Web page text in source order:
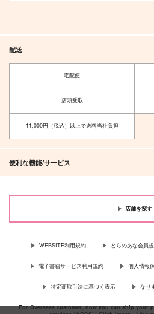
新刀剣男士の気になる
遊屋
サンプル
作品詳細
一般人と刀剣た
詐欺師
サンプル
配送
宅配便
店頭受取
11,000円（税込）以上で送料当社負担
便利な機能/サービス
店舗を探す
WEBSITE利用規約 とらのあな会員
電子書籍サービス利用規約 個人情報
特定商取引法に基づく表示 なり
For Overseas customer, now you can ship your